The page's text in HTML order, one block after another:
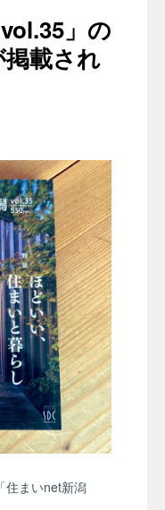
」の
載され
住まいnet新潟